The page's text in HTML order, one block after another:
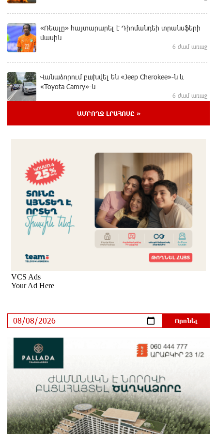
«Ռեալը» հայտարարել է Դիոմանդեի տրանսֆերի
մասին
6 ժամ առաջ
Վանաձորում բшխվել են «Jeep Cherokee»-ն և
«Toyota Camry»-ն
6 ժամ առաջ
Մասկը մերժել է Կիևի խնդրանքը՝ օգտագործել
6 ժամ առաջ
Երևանում և մարզերում էլեկտրաէներգիայի
ընդհատումներ կլինեն
6 ժամ առաջ
Ստեփանավանում ռուս կին է փորձել ինքնասպան
ԵԱՏՄ֊ն չի ուզում, որ իր միջոցներով զարգանա
Հայաստանի տնտեսությունը ու հետո գնա ԵՄ.
ԱՄՆ վերաքննիչ դատարանը արգելափակել է
Թրամփի 400 միլիոն դոլար արժողությամբ
Սպիտակ տան պարահանդեսային դահլիճի
նախագիծը
Կաթողիկոսի նկատմամբ իրականացվող
բռնադատավարությունը միահեծան իշխանության
հետևանք է. Հանրային Դաշինք
7 ժամ առաջ
ԱՄԲՈՂՋ ԼՐԱՀՈՍԸ »